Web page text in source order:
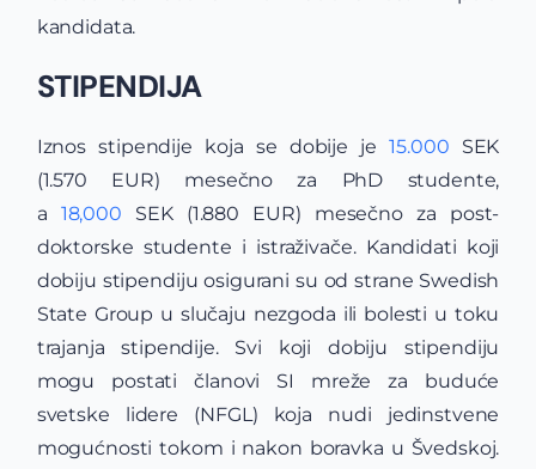
kandidata.
STIPENDIJA
Iznos stipendije koja se dobije je15.000 SEK
(1.570 EUR) mesečno za PhD studente,
a 18,000 SEK (1.880 EUR) mesečno za post-
doktorske studente i istraživače. Kandidati koji
dobiju stipendiju osigurani su od strane Swedish
State Group u slučaju nezgoda ili bolesti u toku
trajanja stipendije. Svi koji dobiju stipendiju
mogu postati članovi SI mreže za buduće
svetske lidere (NFGL) koja nudi jedinstvene
mogućnosti tokom i nakon boravka u Švedskoj.